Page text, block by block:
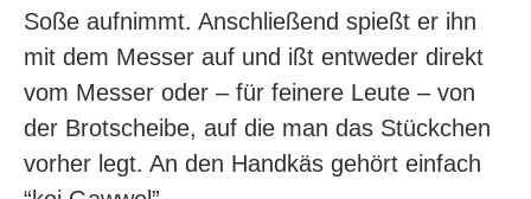
Soße aufnimmt. Anschließend spießt er ihn
mit dem Messer auf und ißt entweder direkt
vom Messer oder – für feinere Leute – von
der Brotscheibe, auf die man das Stückchen
vorher legt. An den Handkäs gehört einfach